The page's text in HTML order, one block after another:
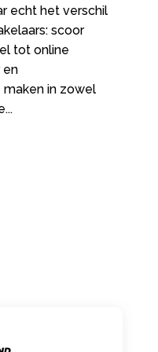
echt het verschil
scoor
tot online
en
in zowel